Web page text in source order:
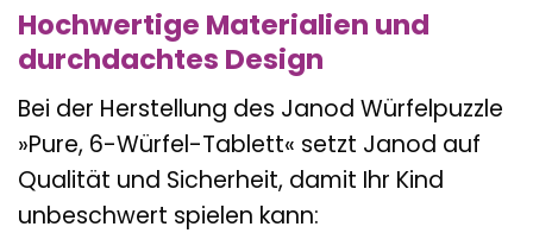
Hochwertige Materialien und
durchdachtes Design
Bei der Herstellung des Janod Würfelpuzzle
»Pure, 6-Würfel-Tablett« setzt Janod auf
Qualität und Sicherheit, damit Ihr Kind
unbeschwert spielen kann: